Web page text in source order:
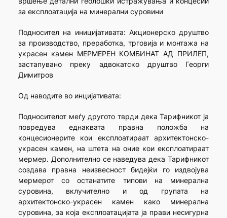
за експлоатација на минерални суровини
Подносител на иницијативата: Aкционерско друштво
за производство, преработка, трговија и монтажа на
украсен камен МЕРМЕРЕН КОМБИНАТ АД ПРИЛЕП,
застапувано преку адвокатско друштво Георги
Димитров
Од наводите во инцијативата:
Подносителот меѓу другото тврди дека Тарифникот ја
повредува еднаквата правна положба на
концесионерите кои експлоатираат архитектонско-
украсен камен, на штета на оние кои експлоатираат
мермер. Дополнително се наведува дека Тарифникот
создава правна неизвесност бидејќи го издвојува
мермерот со останатите типови на минерална
суровина, вклучително и од групата на
архитектонско-украсен камен како минерална
суровина, за која експлоатацијата ја прави несигурна